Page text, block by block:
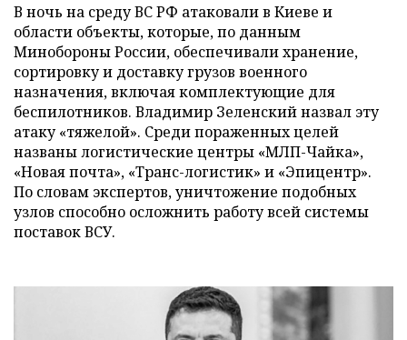
В ночь на среду ВС РФ атаковали в Киеве и
области объекты, которые, по данным
Минобороны России, обеспечивали хранение,
сортировку и доставку грузов военного
назначения, включая комплектующие для
беспилотников. Владимир Зеленский назвал эту
атаку «тяжелой». Среди пораженных целей
названы логистические центры «МЛП-Чайка»,
«Новая почта», «Транс-логистик» и «Эпицентр».
По словам экспертов, уничтожение подобных
узлов способно осложнить работу всей системы
поставок ВСУ.